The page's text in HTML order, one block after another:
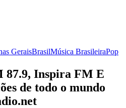
GeraisBrasilMúsica BrasileiraPop
87.9, Inspira FM E
de todo o mundo